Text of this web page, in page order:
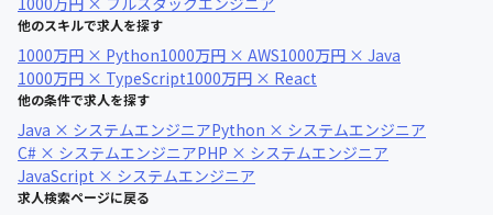
他のスキルで求人を探す
1000万円 × Python1000万円 × AWS1000万円 × Java
1000万円 × TypeScript1000万円 × React
他の条件で求人を探す
Java × システムエンジニアPython × システムエンジニア
C# × システムエンジニアPHP × システムエンジニア
JavaScript × システムエンジニア
求人検索ページに戻る